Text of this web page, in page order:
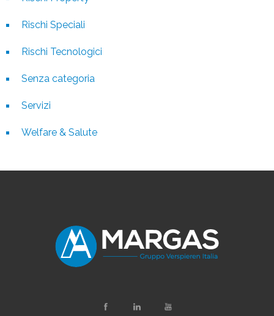
Rischi Speciali
Rischi Tecnologici
Senza categoria
Servizi
Welfare & Salute